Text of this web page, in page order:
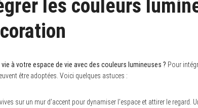
les couleurs
à votre espace de vie avec des couleurs lumineuses ? Pour
être adoptées. Voici quelques astuces :
sur un mur d’accent pour dynamiser l’espace et attirer le regard.